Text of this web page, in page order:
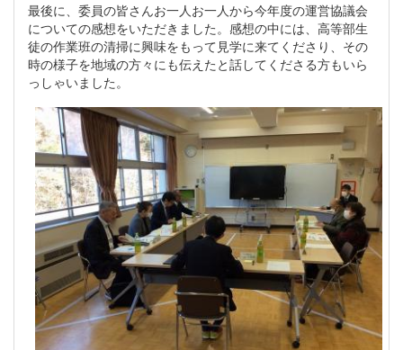
最後に、委員の皆さんお一人お一人から今年度の運営協議会
についての感想をいただきました。感想の中には、高等部生
徒の作業班の清掃に興味をもって見学に来てくださり、その
時の様子を地域の方々にも伝えたと話してくださる方もいら
っしゃいました。